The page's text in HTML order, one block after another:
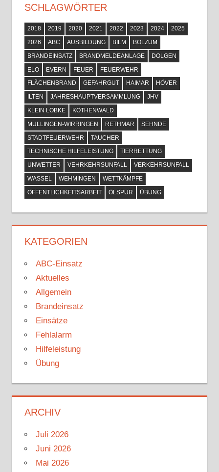
SCHLAGWÖRTER
2018 2019 2020 2021 2022 2023 2024
2025
2026
ABC AUSBILDUNG BILM
BOLZUM
BRANDEINSATZ
BRANDMELDEANLAGE
DOLGEN
ELO
EVERN FEUER
FEUERWEHR
FLÄCHENBRAND
GEFAHRGUT HAIMAR
HÖVER
ILTEN
JAHRESHAUPTVERSAMMLUNG
JHV
KLEIN LOBKE
KÖTHENWALD
MÜLLINGEN-WIRRINGEN
RETHMAR
SEHNDE
STADTFEUERWEHR
TAUCHER
TECHNISCHE HILFELEISTUNG
TIERRETTUNG
UNWETTER
VEHRKEHRSUNFALL
VERKEHRSUNFALL
WASSEL
WEHMINGEN
WETTKÄMPFE
ÖFFENTLICHKEITSARBEIT
ÖLSPUR ÜBUNG
KATEGORIEN
ABC-Einsatz
Aktuelles
Allgemein
Brandeinsatz
Einsätze
Fehlalarm
Hilfeleistung
Übung
ARCHIV
Juli 2026
Juni 2026
Mai 2026